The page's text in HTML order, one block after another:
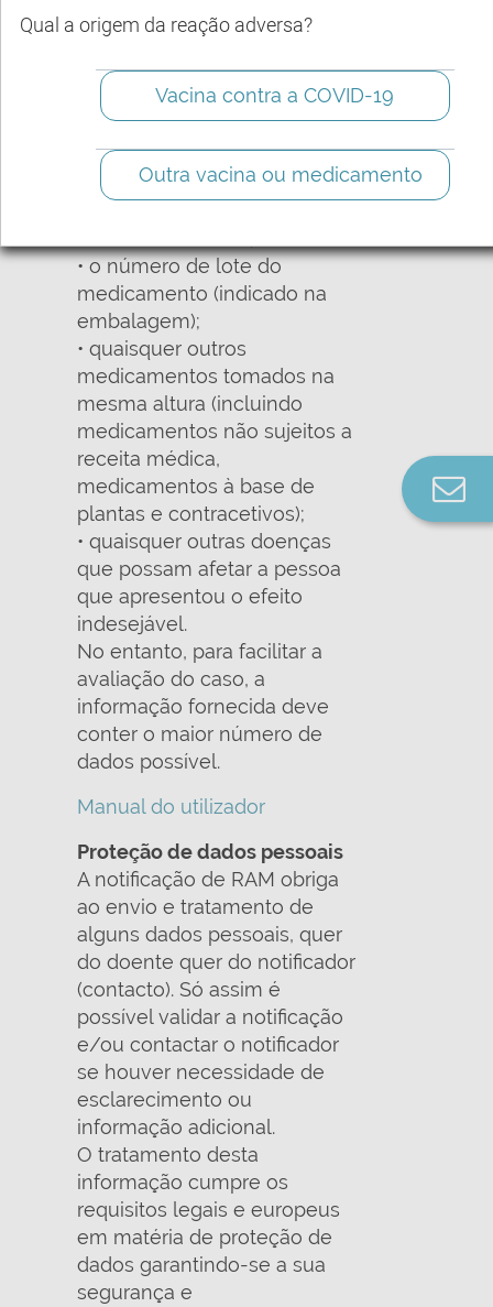
indesejável (iniciais, idade e
• uma descrição do efeito
indesejável;
• a dose e o nome do
medicamento que se
suspeite ter causado o efeito
• o número de lote do
medicamento (indicado na
embalagem);
• quaisquer outros
medicamentos tomados na
mesma altura (incluindo
medicamentos não sujeitos a
receita médica,
medicamentos à base de
plantas e contracetivos);
• quaisquer outras doenças
que possam afetar a pessoa
que apresentou o efeito
indesejável.
No entanto, para facilitar a
avaliação do caso, a
informação fornecida deve
conter o maior número de
dados possível.
Manual do utilizador
Proteção de dados pessoais
A notificação de RAM obriga
ao envio e tratamento de
alguns dados pessoais, quer
do doente quer do notificador
(contacto). Só assim é
possível validar a notificação
e/ou contactar o notificador
se houver necessidade de
esclarecimento ou
informação adicional.
O tratamento desta
informação cumpre os
requisitos legais e europeus
em matéria de proteção de
dados garantindo-se a sua
segurança e
Qual a origem da reação adversa?
Vacina contra a COVID-19
Outra vacina ou medicamento